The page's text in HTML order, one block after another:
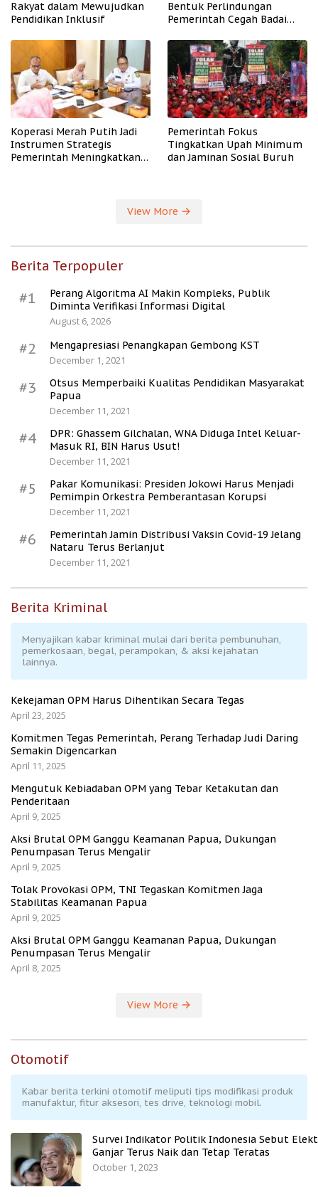
Rakyat dalam Mewujudkan
Pendidikan Inklusif
Bentuk Perlindungan
Pemerintah Cegah Badai
Koperasi Merah Putih Jadi
Instrumen Strategis
Pemerintah Meningkatkan
Pemerintah Fokus
Tingkatkan Upah Minimum
dan Jaminan Sosial Buruh
View More
Berita Terpopuler
#1
Perang Algoritma AI Makin Kompleks, Publik
Diminta Verifikasi Informasi Digital
August 6, 2026
#2
Mengapresiasi Penangkapan Gembong KST
December 1, 2021
#3
Otsus Memperbaiki Kualitas Pendidikan Masyarakat
Papua
December 11, 2021
#4
DPR: Ghassem Gilchalan, WNA Diduga Intel Keluar-
Masuk RI, BIN Harus Usut!
December 11, 2021
#5
Pakar Komunikasi: Presiden Jokowi Harus Menjadi
Pemimpin Orkestra Pemberantasan Korupsi
December 11, 2021
#6
Pemerintah Jamin Distribusi Vaksin Covid-19 Jelang
Nataru Terus Berlanjut
December 11, 2021
Berita Kriminal
Menyajikan kabar kriminal mulai dari berita pembunuhan,
pemerkosaan, begal, perampokan, & aksi kejahatan
lainnya.
Kekejaman OPM Harus Dihentikan Secara Tegas
April 23, 2025
Komitmen Tegas Pemerintah, Perang Terhadap Judi Daring
Semakin Digencarkan
April 11, 2025
Mengutuk Kebiadaban OPM yang Tebar Ketakutan dan
Penderitaan
April 9, 2025
Aksi Brutal OPM Ganggu Keamanan Papua, Dukungan
Penumpasan Terus Mengalir
April 9, 2025
Tolak Provokasi OPM, TNI Tegaskan Komitmen Jaga
Stabilitas Keamanan Papua
April 9, 2025
Aksi Brutal OPM Ganggu Keamanan Papua, Dukungan
Penumpasan Terus Mengalir
April 8, 2025
View More
Otomotif
Kabar berita terkini otomotif meliputi tips modifikasi produk
manufaktur, fitur aksesori, tes drive, teknologi mobil.
Survei Indikator Politik Indonesia Sebut
Ganjar Terus Naik dan Tetap Teratas
October 1, 2023